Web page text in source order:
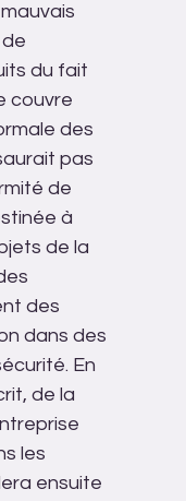
du fait
couvre
des
pas
de
à
de la
des
dans des
En
de la
les
ensuite